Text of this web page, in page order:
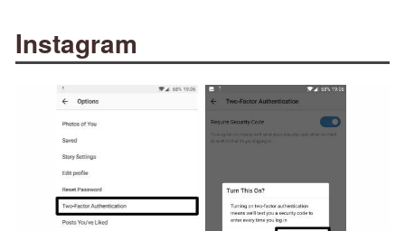
Instagram